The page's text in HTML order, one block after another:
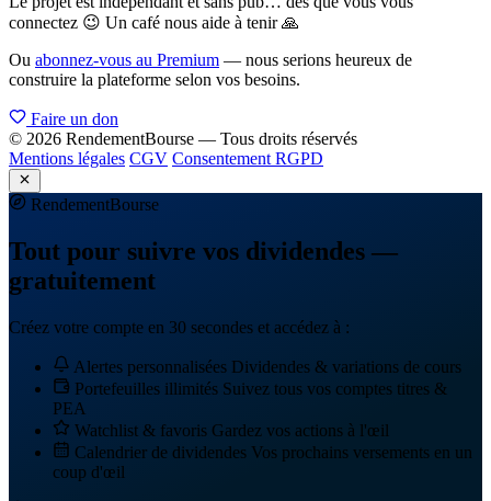
connectez 😉 Un café nous aide à tenir 🙏
Ou abonnez-vous au Premium — nous serions heureux de
construire la plateforme selon vos besoins.
Faire un don
© 2026 RendementBourse — Tous droits réservés
Mentions légales CGV Consentement RGPD
RendementBourse
Tout pour suivre vos dividendes —
gratuitement
Créez votre compte en 30 secondes et accédez à :
Alertes personnalisées Dividendes & variations de cours
Portefeuilles illimités Suivez tous vos comptes titres &
PEA
Watchlist & favoris Gardez vos actions à l'œil
Calendrier de dividendes Vos prochains versements en un
coup d'œil